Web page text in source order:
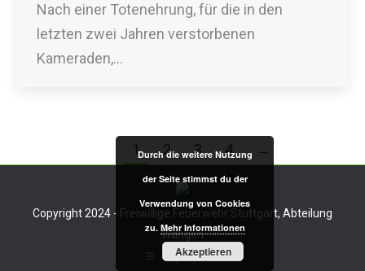
Nach einer Totenehrung, für die in den
letzten zwei Jahren verstorbenen
Kameraden,…
1 2 3 4 →
Copyright 2024 - Freiwillige Feuerwehr Stuttgart, Abteilung
Wangen
Impressum
Durch die weitere Nutzung
der Seite stimmst du der
Verwendung von Cookies
zu. Mehr Informationen
Akzeptieren